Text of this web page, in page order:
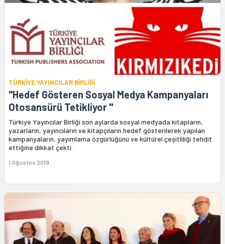
TÜRKİYE YAYINCILAR BİRLİĞİ
"Hedef Gösteren Sosyal Medya Kampanyaları
Otosansürü Tetikliyor "
Türkiye Yayıncılar Birliği son aylarda sosyal medyada kitapların,
yazarların, yayıncıların ve kitapçıların hedef gösterilerek yapılan
kampanyaların, yayımlama özgürlüğünü ve kültürel çeşitliliği tehdit
ettiğine dikkat çekti.
1 Ağustos 2019